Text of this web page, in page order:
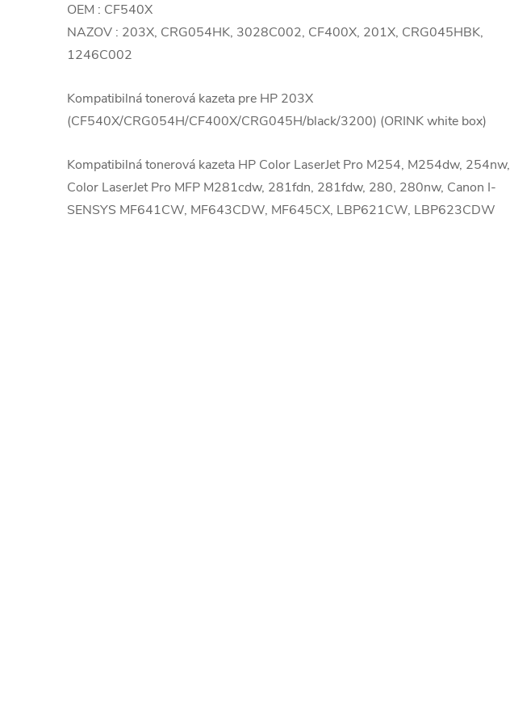
OEM : CF540X
NAZOV : 203X, CRG054HK, 3028C002, CF400X, 201X, CRG045HBK,
1246C002
Kompatibilná tonerová kazeta pre HP 203X
(CF540X/CRG054H/CF400X/CRG045H/black/3200) (ORINK white box)
Kompatibilná tonerová kazeta HP Color LaserJet Pro M254, M254dw, 254nw,
Color LaserJet Pro MFP M281cdw, 281fdn, 281fdw, 280, 280nw, Canon I-
SENSYS MF641CW, MF643CDW, MF645CX, LBP621CW, LBP623CDW